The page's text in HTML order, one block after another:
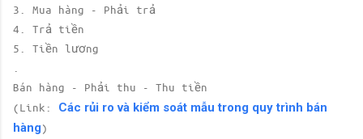
3. Mua hàng - Phải trả
4. Trả tiền
5. Tiền lương
Bán hàng - Phải thu - Thu tiền
(Link: Các rủi ro và kiểm soát mẫu trong quy trình bán
hàng )